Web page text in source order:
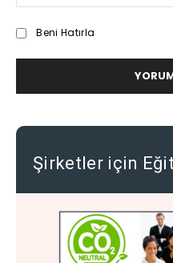
Beni Hatırla
Şirketler için